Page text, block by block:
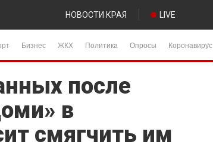
НОВОСТИ КРАЯ LIVE
Бизнес ЖКХ Политика Опросы Коронавирус
после
в
смягчить им